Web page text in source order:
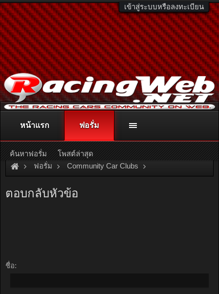
เข้าสู่ระบบหรือลงทะเบียน
ติดต่อลงโฆษณา racingweb@gmail.comหรือโทร. 081-811-1138
หรืออ่านรายละเอียดเพิ่มเติม คลิกที่นี่
ฟอรั่ม Community Car Clubs
ตอบกลับหัวข้อ
ชื่อ:
หน้าแรก ฟอรั่ม
ค้นหาฟอรั่ม โพสต์ล่าสุด